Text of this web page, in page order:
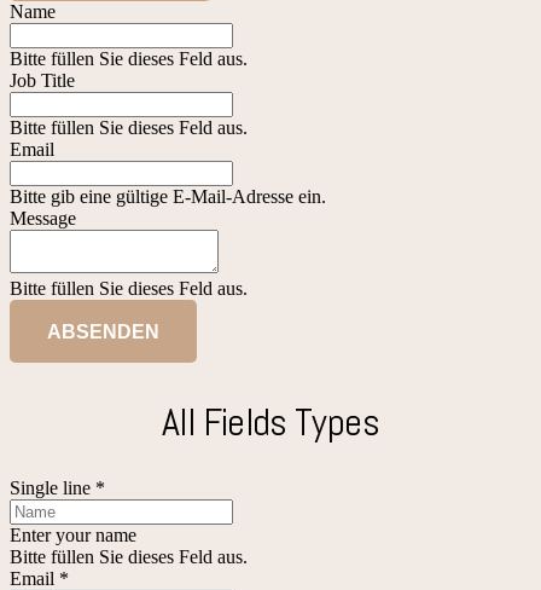
Name
Bitte füllen Sie dieses Feld aus.
Job Title
Bitte füllen Sie dieses Feld aus.
Email
Bitte gib eine gültige E-Mail-Adresse ein.
Message
Bitte füllen Sie dieses Feld aus.
ABSENDEN
All Fields Types
Single line *
Enter your name
Bitte füllen Sie dieses Feld aus.
Email *